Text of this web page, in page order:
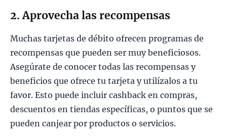
2. Aprovecha las recompensas
Muchas tarjetas de débito ofrecen programas de
recompensas que pueden ser muy beneficiosos.
Asegúrate de conocer todas las recompensas y
beneficios que ofrece tu tarjeta y utilízalos a tu
favor. Esto puede incluir cashback en compras,
descuentos en tiendas específicas, o puntos que se
pueden canjear por productos o servicios.